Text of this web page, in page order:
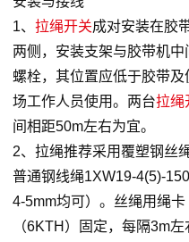
1、 拉绳开关成对安装在胶
两侧，安装支架与胶带机中
螺栓，其位置应低于胶带及
场工作人员使用。两台拉绳
间相距50m左右为宜。
2、拉绳推荐采用覆塑钢丝
普通钢线绳1XW19-4(5)-
4-5mm均可）。丝绳用绳卡
（6KTH）固定，每隔3m左